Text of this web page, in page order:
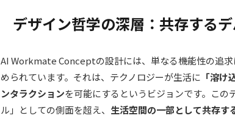
デザイン哲学の深層：共存する
AI Workmate Conceptの設計には、単なる機能性の追求
められています。それは、テクノロジーが生活に 「溶け
ンタラクションを可能にするというビジョンです。この
ル」としての側面を超え、 生活空間の一部として共存す